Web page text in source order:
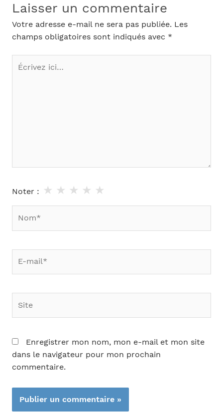
Laisser un commentaire
Votre adresse e-mail ne sera pas publiée. Les
champs obligatoires sont indiqués avec *
Écrivez
Noter : ★
★
★
★
★
Enregistrer mon nom, mon e-mail et mon site
dans le navigateur pour mon prochain
commentaire.